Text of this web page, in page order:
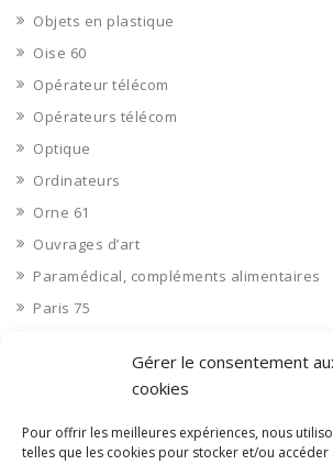
Gérer le consentement
cookies
Pour offrir les meilleures expériences, nous
telles que les cookies pour stocker et/ou
Objets en plastique
Oise 60
Opérateur télécom
Opérateurs télécom
Optique
Ordinateurs
Orne 61
Ouvrages d’art
Paramédical, compléments alimentaires
Paris 75
Pétrole